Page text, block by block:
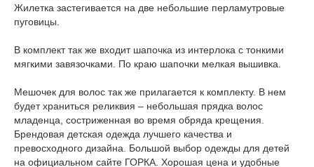
Жилетка застегивается на две небольшие перламутровые
пуговицы.
В комплект так же входит шапочка из интерлока с тонкими
мягкими завязочками. По краю шапочки мелкая вышивка.
Мешочек для волос так же прилагается к комплекту. В нем
будет храниться реликвия – небольшая прядка волос
младенца, состриженная во время обряда крещения.
Брендовая детская одежда лучшего качества и
превосходного дизайна. Большой выбор одежды для детей
на официальном сайте ГОРКА. Хорошая цена и удобные